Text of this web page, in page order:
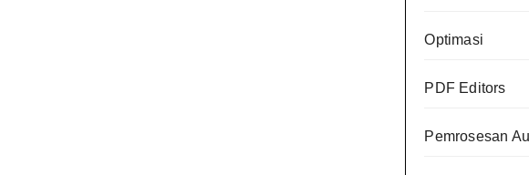
Optimasi
PDF Editors
Pemrosesan